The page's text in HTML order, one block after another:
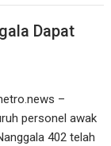
Dapat
–
personel awak
402 telah